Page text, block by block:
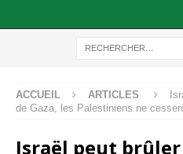
ACCUEIL ARTICLES
de Gaza, les Palestiniens ne
Israël peut